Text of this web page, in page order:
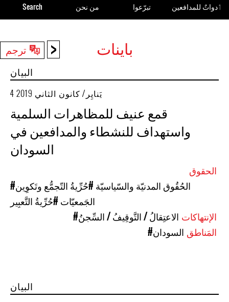
< ترجم باينات
البيان
4 يَنايِر/ كانون الثاني 2019
قمع عنيف للمظاهرات السلمية
واستهداف للنشطاء والمدافعين في
السودان
#الحُقُوق المدنيّة والسّياسيّة #حُرِّيةُ التّجمُّع وتَكوِين
الجَمعيّات #حُرِّيةُ التَّعبِير
#الاعتِقالُ / التَّوقِيفُ / السِّجنُ
#السودان
البيان
ٲدواتٌ للمدافعين تبرّعوا من نحن Search